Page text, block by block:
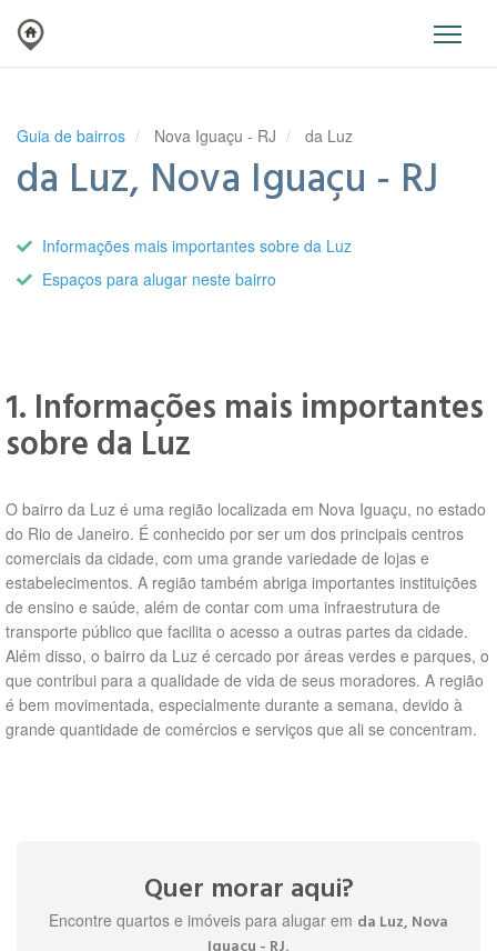
Guia de bairros Nova Iguaçu - RJ da Luz
da Luz, Nova Iguaçu - RJ
Informações mais importantes sobre da Luz
Espaços para alugar neste bairro
1. Informações mais importantes
sobre da Luz
O bairro da Luz é uma região localizada em Nova Iguaçu, no estado
do Rio de Janeiro. É conhecido por ser um dos principais centros
comerciais da cidade, com uma grande variedade de lojas e
estabelecimentos. A região também abriga importantes instituições
de ensino e saúde, além de contar com uma infraestrutura de
transporte público que facilita o acesso a outras partes da cidade.
Além disso, o bairro da Luz é cercado por áreas verdes e parques, o
que contribui para a qualidade de vida de seus moradores. A região
é bem movimentada, especialmente durante a semana, devido à
grande quantidade de comércios e serviços que ali se concentram.
Quer morar aqui?
Encontre quartos e imóveis para alugar em da Luz, Nova
.